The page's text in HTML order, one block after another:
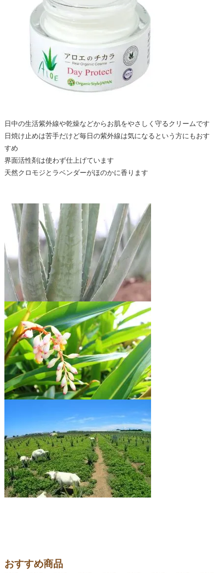
日中の生活紫外線や乾燥などからお肌をやさしく守るクリームです
日焼け止めは苦手だけど毎日の紫外線は気になるという方にもおす
すめ
界面活性剤は使わず仕上げています
天然クロモジとラベンダーがほのかに香ります
おすすめ商品